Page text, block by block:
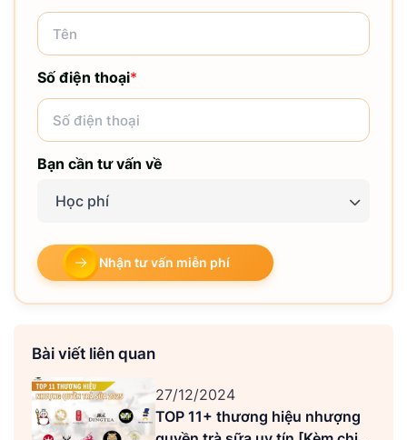
Số điện thoại*
Bạn cần tư vấn về
Học phí
Nhận tư vấn miễn phí
Bài viết liên quan
27/12/2024
TOP 11+ thương hiệu nhượng